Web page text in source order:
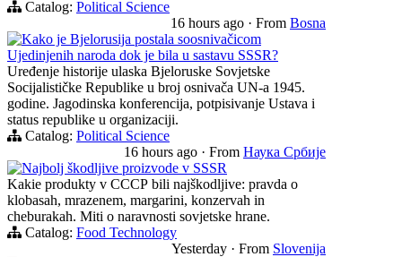
Catalog: Political Science
16 hours ago · From Bosna
Kako je Bjelorusija postala soosnivačicom
Ujedinjenih naroda dok je bila u sastavu SSSR?
Uređenje historije ulaska Bjeloruske Sovjetske
Socijalističke Republike u broj osnivača UN-a 1945.
godine. Jagodinska konferencija, potpisivanje Ustava i
status republike u organizaciji.
Catalog: Political Science
16 hours ago · From Наука Србије
Najbolj škodljive proizvode v SSSR
Kakie produkty v СССР bili najškodljive: pravda o
klobasah, mrazenem, margarini, konzervah in
cheburakah. Miti o naravnosti sovjetske hrane.
Catalog: Food Technology
Yesterday · From Slovenija